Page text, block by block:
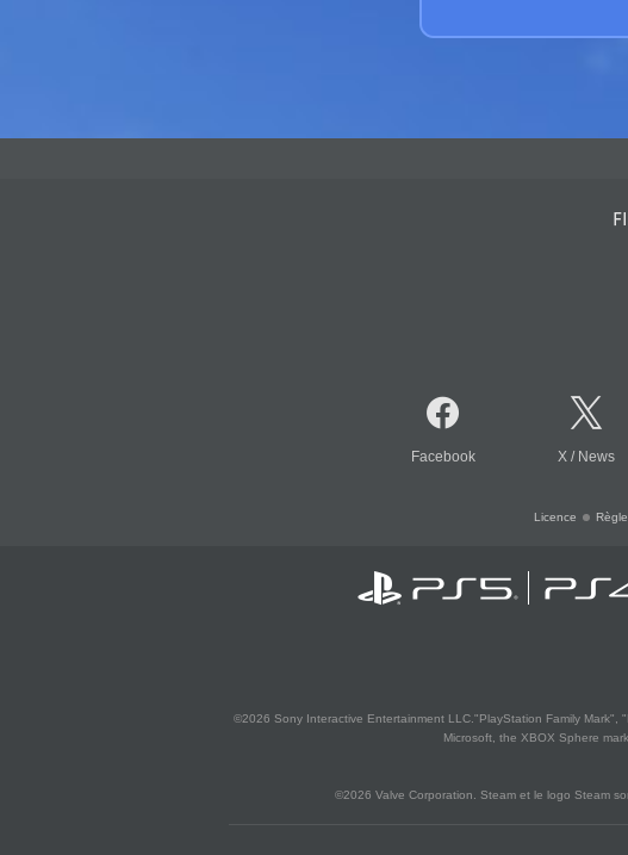
Facebook X / News
Licence
©2026 Sony Interactive Entertainment LLC."PlayStation Family
Microsoft, the XBOX Sphere
©2026 Valve Corporation. Steam et le logo Steam